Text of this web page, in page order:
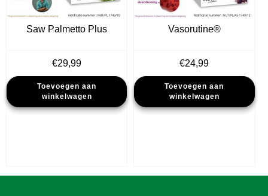
Saw Palmetto Plus
€29,99
Toevoegen aan
winkelwagen
Vasorutine®
€24,99
Toevoegen aan
winkelwagen